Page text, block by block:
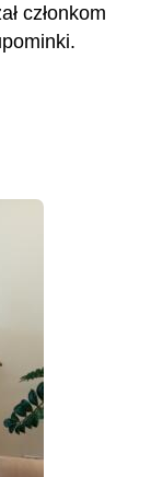
członkom